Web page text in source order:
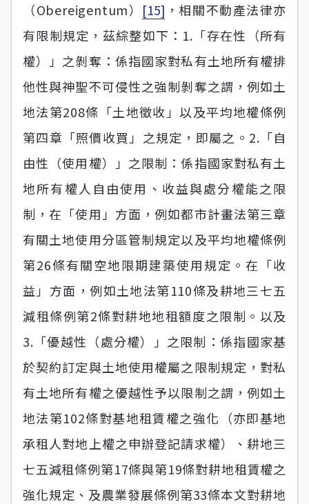
（Obereigentum） [15] ，相關不動產法律亦
有限制規定，茲綜整如下：1.「存在性（所有
權）」之剝奪：係指國家對私有土地所有權排
他性與神聖不可侵性之強制剝奪之謂，例如土
地法第208條「土地徵收」以及平均地權條例
第四章「照價收買」之規定，即屬之。2.「自
由性（使用權）」之限制：係指國家對私有土
地所有權人自由使用、收益與處分權能之限
制，在「使用」方面，例如都市計畫法第三章
有關土地使用分區管制規定以及平均地權條例
第26條有關空地限期建築使用規定。在「收
益」方面，例如土地法第110條及耕地三七五
減租條例第2條對耕地地租額度之限制。以及
3.「優越性（處分權）」之限制：係指國家基
於契約訂定與土地使用權屬之限制規定，對私
有土地所有權之優越性予以限制之謂，例如土
地法第102條對基地租賃權之強化（亦即基地
承租人對地上權之申辦登記請求權）、耕地三
七五減租條例第17條與第19條對耕地租賃權之
強化規定、及農業發展條例第33條本文對耕地